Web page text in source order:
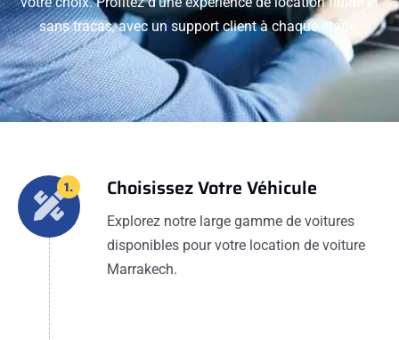
sans tracas, avec un support client à chaque étape.
1. Choisissez Votre Véhicule
Explorez notre large gamme de voitures
disponibles pour votre location de voiture
Marrakech.